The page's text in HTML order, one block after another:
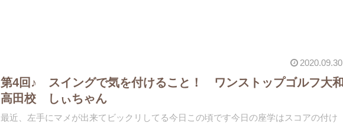
2020.09.30
第4回♪ スイングで気を付けること！ ワンストップゴルフ大和
高田校 しぃちゃん
最近、左手にマメが出来てビックリしてる今日この頃です今日の座学はスコアの付け